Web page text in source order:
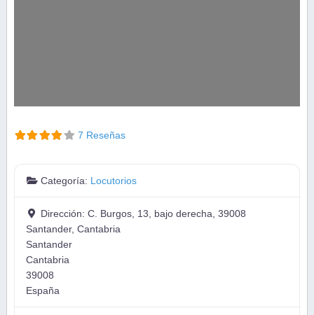
7 Reseñas
Categoría: Locutorios
Dirección:C. Burgos, 13, bajo derecha, 39008
Santander, Cantabria
Santander
Cantabria
39008
España